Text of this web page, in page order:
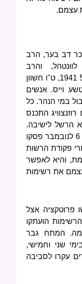
עצמם.
דב בער, הרב
והרב
מוואלאדיפלאבוב. הדיון התחיל ביום רביעי 5 1941, ט"ו חשוון
וייס. אנשים
במי הנהר. כל
התכנס
הרשל לישיבה.
פסק ההלכה לא ניתן והדיון נדחה למחר. ב- 6 לנובמבר פסקו
פקודת הרשות
והיא לאפשר
את רשימות
פרוטקציה אצל
הועתקו
המתח גבר
שני וחמישי,
עקרו לסביבה